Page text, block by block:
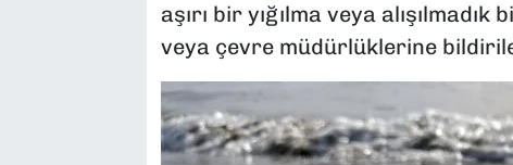
aşırı bir yığılma veya
veya çevre müdürlüklerine